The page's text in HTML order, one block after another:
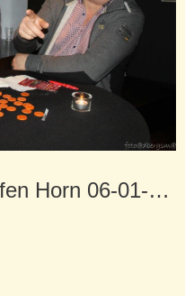
Nieuwjaarstreffen Horn 06-01-19 (4)